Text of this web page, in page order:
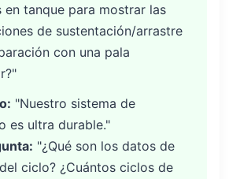
en tanque para mostrar las
de sustentación/arrastre
con una pala
"Nuestro sistema de
es ultra durable."
"¿Qué son los datos de
ciclo? ¿Cuántos ciclos de